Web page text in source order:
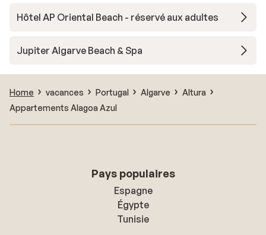
Hôtel AP Oriental Beach - réservé aux adultes
Jupiter Algarve Beach & Spa
Home vacances Portugal Algarve
Altura
Appartements Alagoa Azul
Pays populaires
Espagne
Égypte
Tunisie